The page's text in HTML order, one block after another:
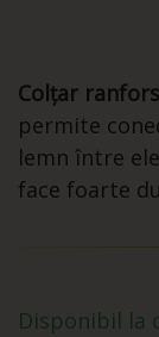
Colțar
permite
lemn între
face foarte
Disponibil la